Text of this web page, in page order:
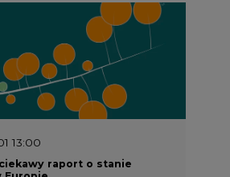
13:00
raport o stanie
Europie